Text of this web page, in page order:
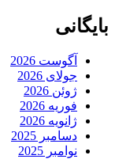
بایگانی
آگوست 2026
جولای 2026
ژوئن 2026
فوریه 2026
ژانویه 2026
دسامبر 2025
نوامبر 2025